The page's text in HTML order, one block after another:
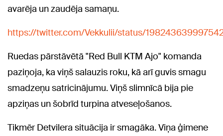
avarēja un zaudēja samaņu.
https://twitter.com/Vekkulii/status/
Ruedas pārstāvētā "Red Bull KTM Ajo" komanda
paziņoja, ka viņš salauzis roku, kā arī guvis smagu
smadzeņu satricinājumu. Viņš slimnīcā bija pie
apziņas un šobrīd turpina atveseļošanos.
Tikmēr Detvilera situācija ir smagāka. Viņa ģimene